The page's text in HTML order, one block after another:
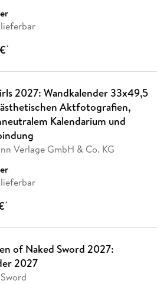
*
2027: Wandkalender 33x49,5
Aktfotografien,
Kalendarium und
Verlage GmbH & Co. KG
*
of Naked Sword 2027:
2027